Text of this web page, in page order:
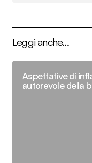
Leggi anche...
Aspettative di
autorevole della